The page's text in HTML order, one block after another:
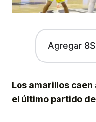
Agregar
Los amarillos caen
el último partido